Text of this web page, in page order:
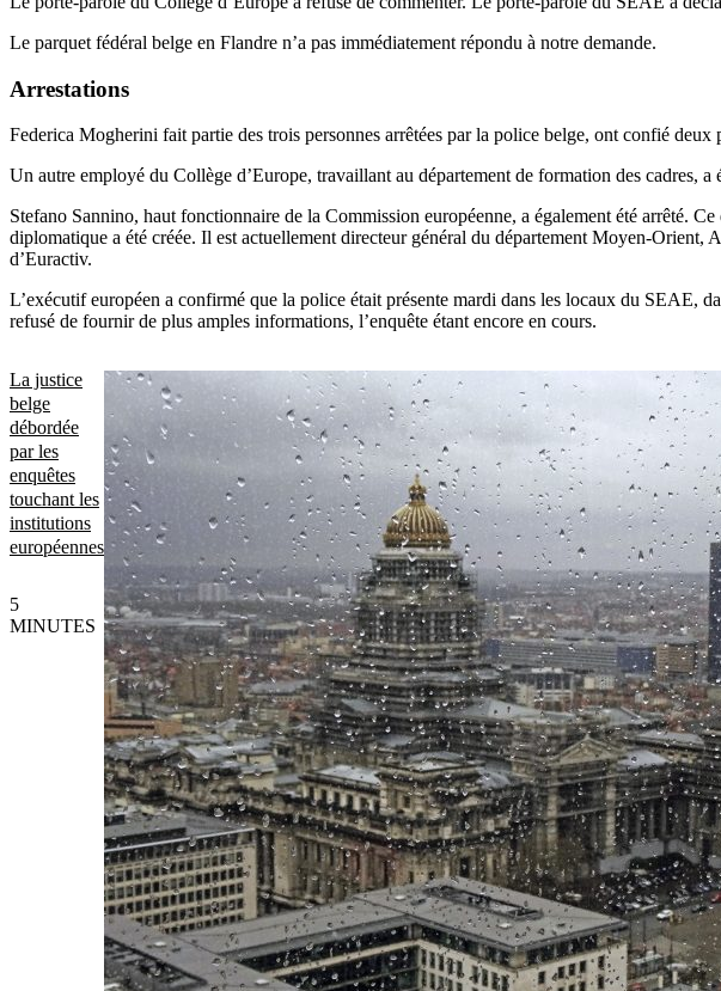
Le parquet fédéral belge en Flandre n’a pas immédiatement répondu à notre demande.
Arrestations
Federica Mogherini fait partie des trois personnes arrêtées par la police belge, ont confié deux
Un autre employé du Collège d’Europe, travaillant au département de formation des cadres,
Stefano Sannino, haut fonctionnaire de la Commission européenne, a également été arrêté.
diplomatique a été créée. Il est actuellement directeur général du département Moyen-
d’Euractiv.
L’exécutif européen a confirmé que la police était présente mardi dans les locaux du SEAE,
refusé de fournir de plus amples informations, l’enquête étant encore en cours.
La justice
belge
débordée
par les
enquêtes
touchant les
institutions
européennes
5
MINUTES